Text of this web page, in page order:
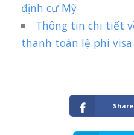
định cư Mỹ
Thông tin chi tiết
thanh toán lệ phí visa